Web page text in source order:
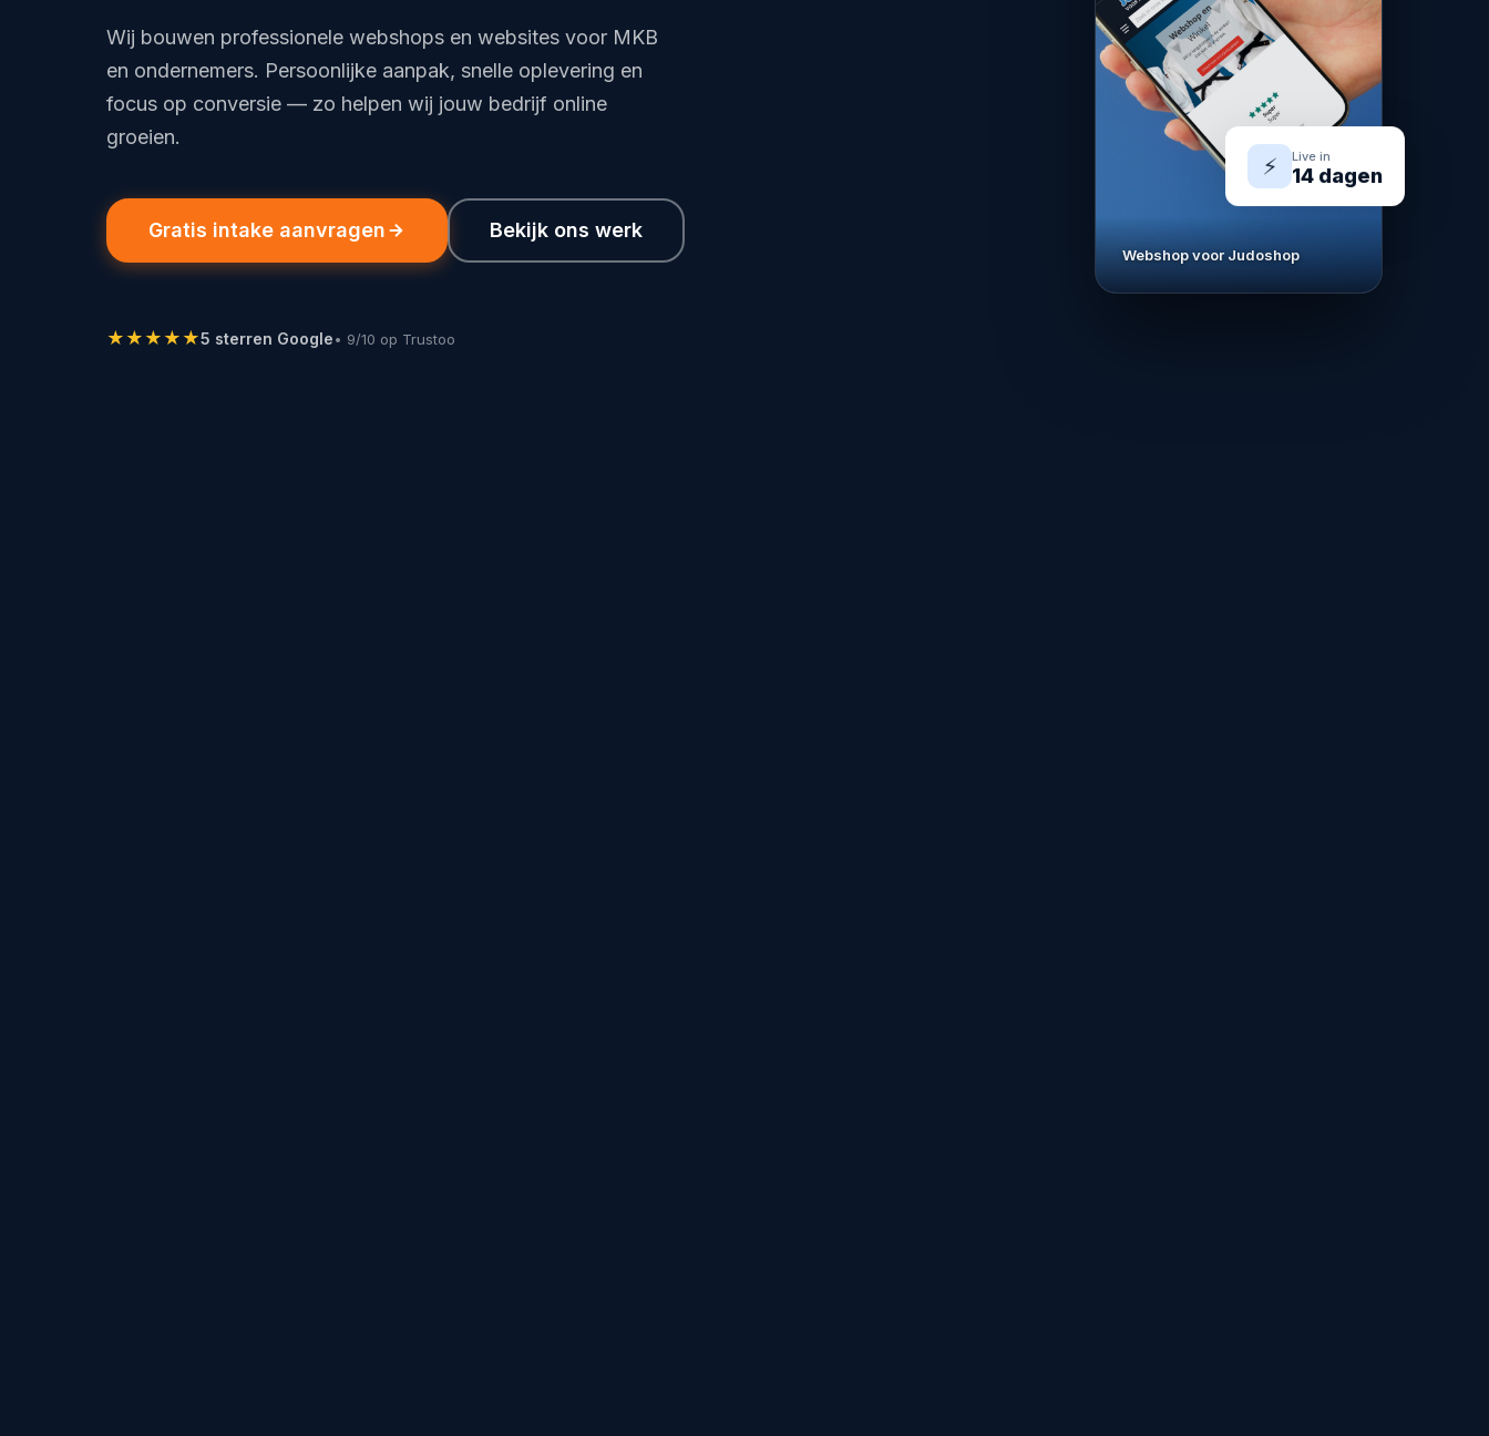
Wij bouwen professionele webshops en websites voor MKB
en ondernemers. Persoonlijke aanpak, snelle oplevering en
focus op conversie — zo helpen wij jouw bedrijf online
groeien.
Gratis intake aanvragen Bekijk ons werk
★★★★★5 sterren Google• 9/10 op Trustoo
Webshop voor Judoshop
⚡ Live in
14 dagen